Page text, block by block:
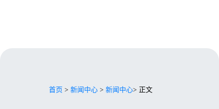
首页 > 新闻中心 > 新闻中心> 正文